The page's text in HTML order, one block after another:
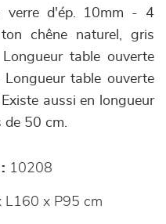
verre d'ép. 10mm - 4
chêne naturel, gris
table ouverte
table ouverte
aussi en longueur
de 50 cm.
10208
L160 x P95 cm